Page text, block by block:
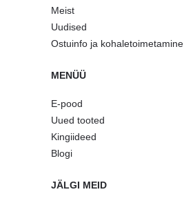
Meist
Uudised
Ostuinfo ja kohaletoimetamine
MENÜÜ
E-pood
Uued tooted
Kingiideed
Blogi
JÄLGI MEID